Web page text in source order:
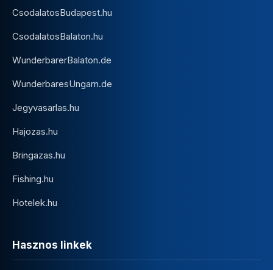
CsodalatosBudapest.hu
CsodalatosBalaton.hu
WunderbarerBalaton.de
WunderbaresUngarn.de
Jegyvasarlas.hu
Hajozas.hu
Bringazas.hu
Fishing.hu
Hotelek.hu
Hasznos linkek